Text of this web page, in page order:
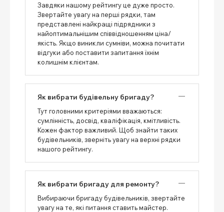
Завдяки нашому рейтингу це дуже просто.
Звертайте увагу на перші рядки, там
представлені найкращі підрядники з
найоптимальнішим співвідношенням ціна/
якість. Якщо виникли сумніви, можна почитати
відгуки або поставити запитання їхнім
колишнім клієнтам.
Як вибрати будівельну бригаду?
Тут головними критеріями вважаються:
сумлінність, досвід, кваліфікація, кмітливість.
Кожен фактор важливий. Щоб знайти таких
будівельників, зверніть увагу на верхні рядки
нашого рейтингу.
Як вибрати бригаду для ремонту?
Вибираючи бригаду будівельників, звертайте
увагу на те, які питання ставить майстер.